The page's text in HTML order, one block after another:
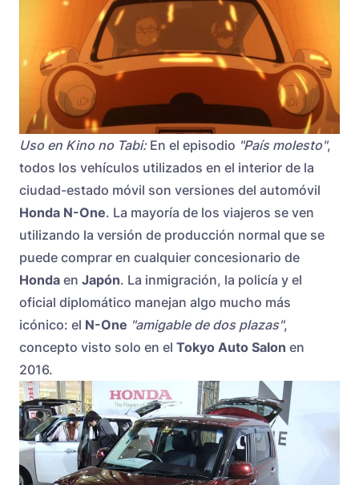
Uso en Kino no Tabi:En el episodio "País molesto",
todos los vehículos utilizados en el interior de la
ciudad-estado móvil son versiones del automóvil
Honda N-One. La mayoría de los viajeros se ven
utilizando la versión de producción normal que se
puede comprar en cualquier concesionario de
Honda en Japón. La inmigración, la policía y el
oficial diplomático manejan algo mucho más
icónico: el N-One "amigable de dos plazas",
concepto visto solo en el Tokyo Auto Salon en
2016.